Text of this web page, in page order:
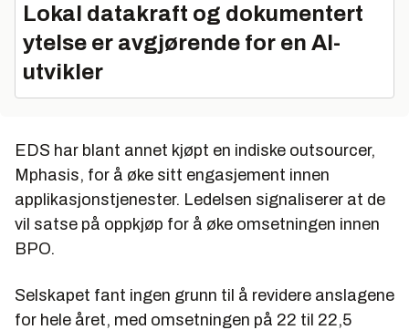
Lokal datakraft og dokumentert
ytelse er avgjørende for en AI-
utvikler
EDS har blant annet kjøpt en indiske outsourcer,
Mphasis, for å øke sitt engasjement innen
applikasjonstjenester. Ledelsen signaliserer at de
vil satse på oppkjøp for å øke omsetningen innen
BPO.
Selskapet fant ingen grunn til å revidere anslagene
for hele året, med omsetningen på 22 til 22,5